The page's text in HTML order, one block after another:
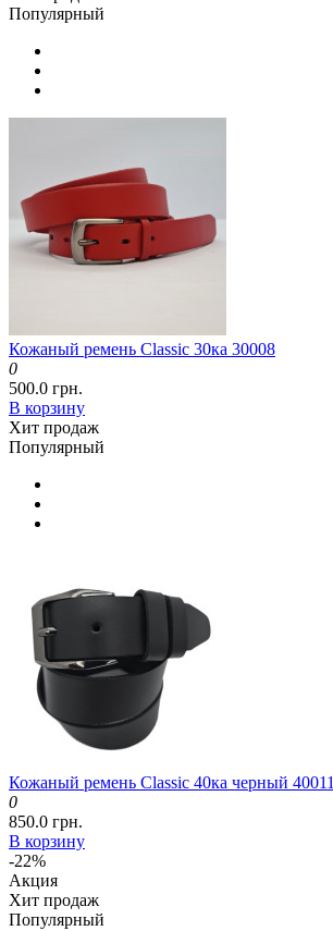
Популярный
Кожаный ремень Classic 30ка 30008
0
500.0 грн.
В корзину
Хит продаж
Популярный
Кожаный ремень Classic 40ка черный 40011
0
850.0 грн.
В корзину
-22%
Акция
Хит продаж
Популярный